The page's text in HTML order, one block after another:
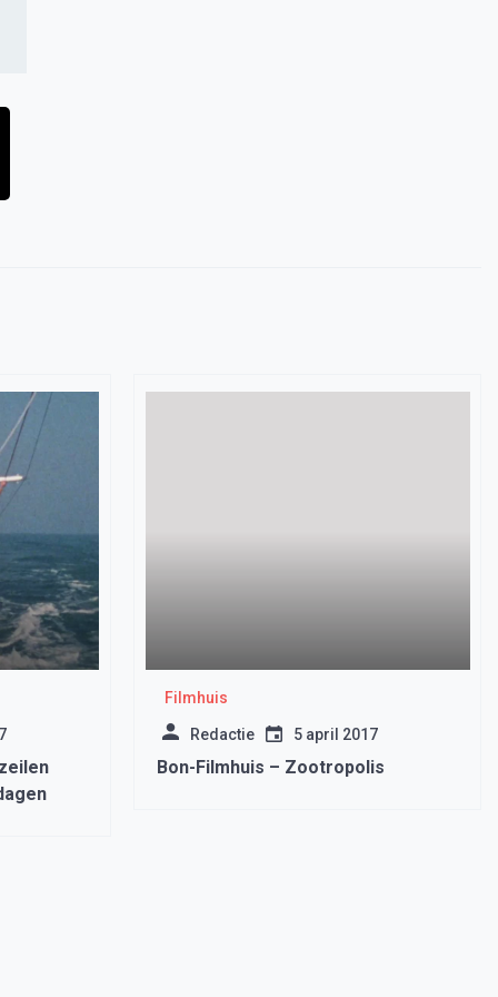
Filmhuis
Redactie 5 april 2017
Bon-Filmhuis – Zootropolis